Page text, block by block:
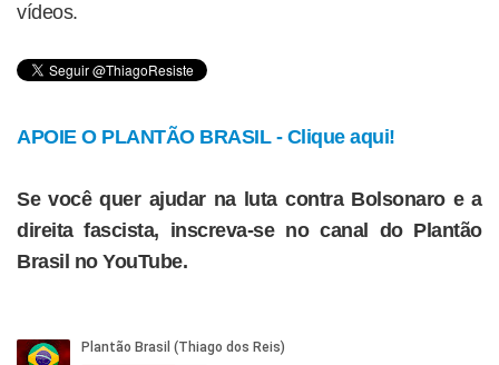
vídeos.
APOIE O PLANTÃO BRASIL - Clique aqui!
Se você quer ajudar na luta contra Bolsonaro e a
direita fascista, inscreva-se no canal do Plantão
Brasil no YouTube.